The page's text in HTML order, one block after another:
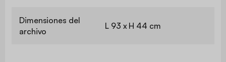
Dimensiones del
archivo
L 93 x H 44 cm